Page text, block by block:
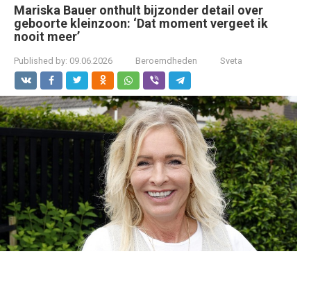
Mariska Bauer onthult bijzonder detail over
geboorte kleinzoon: ‘Dat moment vergeet ik
nooit meer’
Published by: 09.06.2026 Beroemdheden Sveta